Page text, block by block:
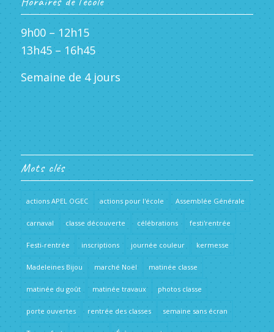
9h00 – 12h15
13h45 – 16h45
Semaine de 4 jours
Mots clés
actions APEL OGEC actions pour l'école Assemblée Générale
carnaval classe découverte célébrations festi'rentrée
Festi-rentrée inscriptions journée couleur kermesse
Madeleines Bijou marché Noël matinée classe
matinée du goût matinée travaux photos classe
porte ouvertes rentrée des classes semaine sans écran